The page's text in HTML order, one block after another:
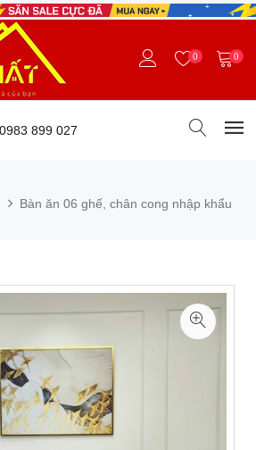
0 0
0983 899 027
Bàn ăn 06 ghế, chân cong nhập khẩu